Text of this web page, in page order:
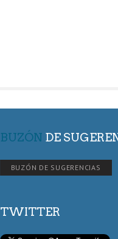
BUZÓN DE
BUZÓN DE SUGERENCIAS
TWITTER